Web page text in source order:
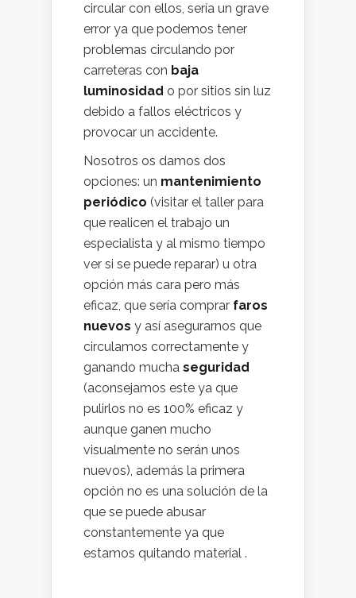
circular con ellos, sería un grave
error ya que podemos tener
problemas circulando por
carreteras con baja
luminosidad o por sitios sin luz
debido a fallos eléctricos y
provocar un accidente.
Nosotros os damos dos
opciones: un mantenimiento
periódico (visitar el taller para
que realicen el trabajo un
especialista y al mismo tiempo
ver si se puede reparar) u otra
opción más cara pero más
eficaz, que sería comprar faros
nuevos y así asegurarnos que
circulamos correctamente y
ganando mucha seguridad
(aconsejamos este ya que
pulirlos no es 100% eficaz y
aunque ganen mucho
visualmente no serán unos
nuevos), además la primera
opción no es una solución de la
que se puede abusar
constantemente ya que
estamos quitando material .